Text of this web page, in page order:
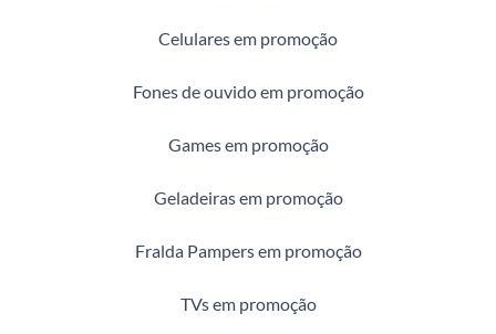
Celulares em promoção
Fones de ouvido em promoção
Games em promoção
Geladeiras em promoção
Fralda Pampers em promoção
TVs em promoção